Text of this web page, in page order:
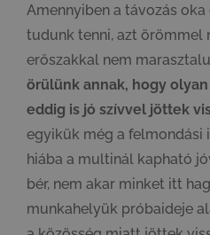
Amennyiben a távozás
tudunk tenni, azt örömmel
erőszakkal nem
örülünk annak, hogy
eddig is jó szívvel jöttek
egyikük még a felmondási
hiába a multinál kapható
bér, nem akar minket itt
munkahelyük próbaideje